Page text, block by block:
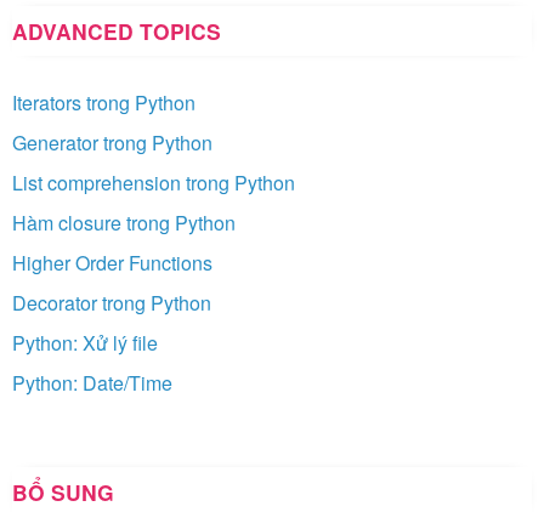
ADVANCED TOPICS
Iterators trong Python
Generator trong Python
List comprehension trong Python
Hàm closure trong Python
Higher Order Functions
Decorator trong Python
Python: Xử lý file
Python: Date/Time
BỔ SUNG